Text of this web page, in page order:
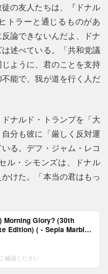
の友人たちは、『ドナル
トラーと通じるものがあ
論できないんだよ、ドナ
述べている。「共和党議
ように、君のことを支持
能で、我が道を行く人だ
ナルド・トランプを「大
分も彼に「厳しく反対運
る。デフ・ジャム・レコ
ル・シモンズは、ドナル
けた。「本当の君はもっ
Morning Glory? (30th
Edition) ( - Sepia Marble
確認ください